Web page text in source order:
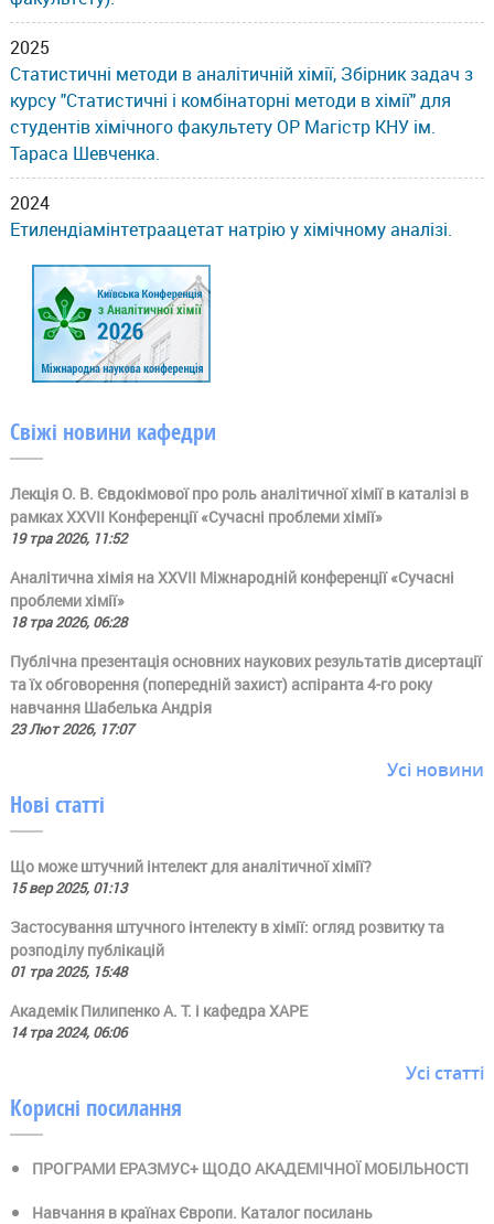
2025
Статистичні методи в аналітичній хімії, Збірник задач з
курсу "Статистичні і комбінаторні методи в хімії" для
студентів хімічного факультету ОР Магістр КНУ ім.
Тараса Шевченка.
2024
Етилендіамінтетраацетат натрію у хімічному аналізі.
Свіжі новини кафедри
Лекція О. В. Євдокімової про роль аналітичної хімії в каталізі в
рамках ХХVII Конференції «Сучасні проблеми хімії»
19 тра 2026, 11:52
Аналітична хімія на ХХVII Міжнародній конференції «Сучасні
проблеми хімії»
18 тра 2026, 06:28
Публічна презентація основних наукових результатів дисертації
та їх обговорення (попередній захист) аспіранта 4-го року
навчання Шабелька Андрія
23 Лют 2026, 17:07
Усі новини
Нові статті
Що може штучний інтелект для аналітичної хімії?
15 вер 2025, 01:13
Застосування штучного інтелекту в хімії: огляд розвитку та
розподілу публікацій
01 тра 2025, 15:48
Академік Пилипенко А. Т. і кафедра ХАРЕ
14 тра 2024, 06:06
Усі статті
Корисні посилання
ПРОГРАМИ ЕРАЗМУС+ ЩОДО АКАДЕМІЧНОЇ МОБІЛЬНОСТІ
Навчання в країнах Європи. Каталог посилань